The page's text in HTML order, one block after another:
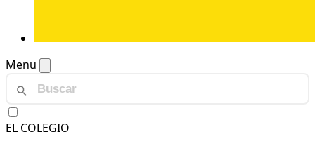
Menu
EL COLEGIO